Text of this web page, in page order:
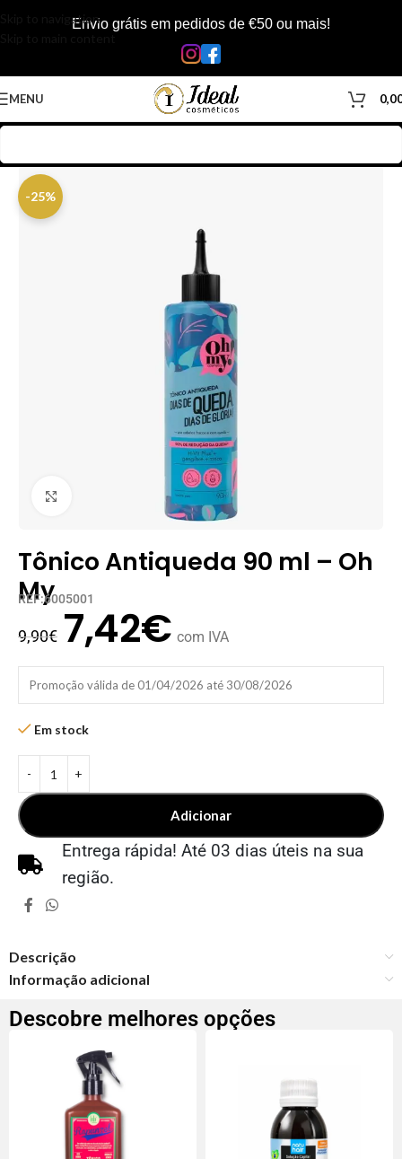
Skip to navigationEnvio grátis em pedidos de €50 ou mais!
MENU
-25%
Clique para ampliar
Tônico Antiqueda 90 ml – Oh
My
REF:6005001
9,90€ 7,42€ com IVA
Promoção válida de 01/04/2026 até 30/08/2026
Em stock
Adicionar
Entrega rápida! Até 03 dias úteis na sua
região.
Descrição
Informação adicional
Descobre melhores opções